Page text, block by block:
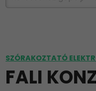
SZÓRAKOZTATÓ
FALI